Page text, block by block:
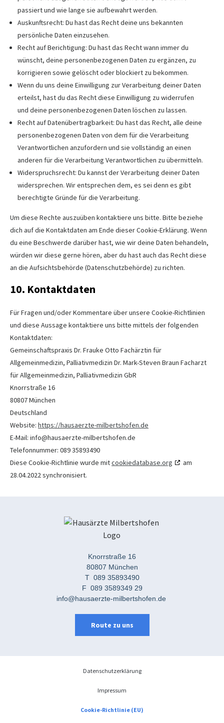
passiert und wie lange sie aufbewahrt werden.
Auskunftsrecht: Du hast das Recht deine uns bekannten
persönliche Daten einzusehen.
Recht auf Berichtigung: Du hast das Recht wann immer du
wünscht, deine personenbezogenen Daten zu ergänzen, zu
korrigieren sowie gelöscht oder blockiert zu bekommen.
Wenn du uns deine Einwilligung zur Verarbeitung deiner Daten
erteilst, hast du das Recht diese Einwilligung zu widerrufen
und deine personenbezogenen Daten löschen zu lassen.
Recht auf Datenübertragbarkeit: Du hast das Recht, alle deine
personenbezogenen Daten von dem für die Verarbeitung
Verantwortlichen anzufordern und sie vollständig an einen
anderen für die Verarbeitung Verantwortlichen zu übermitteln.
Widerspruchsrecht: Du kannst der Verarbeitung deiner Daten
widersprechen. Wir entsprechen dem, es sei denn es gibt
berechtigte Gründe für die Verarbeitung.
Um diese Rechte auszuüben kontaktiere uns bitte. Bitte beziehe
dich auf die Kontaktdaten am Ende dieser Cookie-Erklärung. Wenn
du eine Beschwerde darüber hast, wie wir deine Daten behandeln,
würden wir diese gerne hören, aber du hast auch das Recht diese
an die Aufsichtsbehörde (Datenschutzbehörde) zu richten.
10. Kontaktdaten
Für Fragen und/oder Kommentare über unsere Cookie-Richtlinien
und diese Aussage kontaktiere uns bitte mittels der folgenden
Kontaktdaten:
Gemeinschaftspraxis Dr. Frauke Otto Fachärztin für
Allgemeinmedizin, Palliativmedizin Dr. Mark-Steven Braun Facharzt
für Allgemeinmedizin, Palliativmedizin GbR
Knorrstraße 16
80807 München
Deutschland
Website: https://hausaerzte-milbertshofen.de
E-Mail: info@hausaerzte-milbertshofen.de
Telefonnummer: 089 35893490
Diese Cookie-Richtlinie wurde mitcookiedatabase.org
am
28.04.2022 synchronisiert.
Knorrstraße 16
80807 München
T 089 35893490
F 089 3589349 29
info@hausaerzte-milbertshofen.de
Route zu uns
Datenschutzerklärung
Impressum
Cookie-Richtlinie (EU)